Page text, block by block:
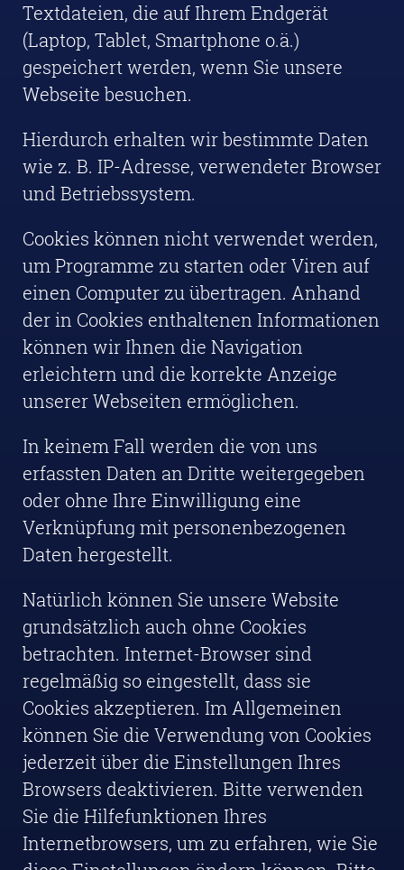
Textdateien, die auf Ihrem Endgerät
(Laptop, Tablet, Smartphone o.ä.)
gespeichert werden, wenn Sie unsere
Webseite besuchen.
Hierdurch erhalten wir bestimmte Daten
wie z. B. IP-Adresse, verwendeter Browser
und Betriebssystem.
Cookies können nicht verwendet werden,
um Programme zu starten oder Viren auf
einen Computer zu übertragen. Anhand
der in Cookies enthaltenen Informationen
können wir Ihnen die Navigation
erleichtern und die korrekte Anzeige
unserer Webseiten ermöglichen.
In keinem Fall werden die von uns
erfassten Daten an Dritte weitergegeben
oder ohne Ihre Einwilligung eine
Verknüpfung mit personenbezogenen
Daten hergestellt.
Natürlich können Sie unsere Website
grundsätzlich auch ohne Cookies
betrachten. Internet-Browser sind
regelmäßig so eingestellt, dass sie
Cookies akzeptieren. Im Allgemeinen
können Sie die Verwendung von Cookies
jederzeit über die Einstellungen Ihres
Browsers deaktivieren. Bitte verwenden
Sie die Hilfefunktionen Ihres
Internetbrowsers, um zu erfahren, wie Sie